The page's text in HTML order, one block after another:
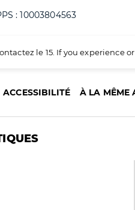
: 10003804563
le 15. If you
ACCESSIBILITÉ À LA MÊME